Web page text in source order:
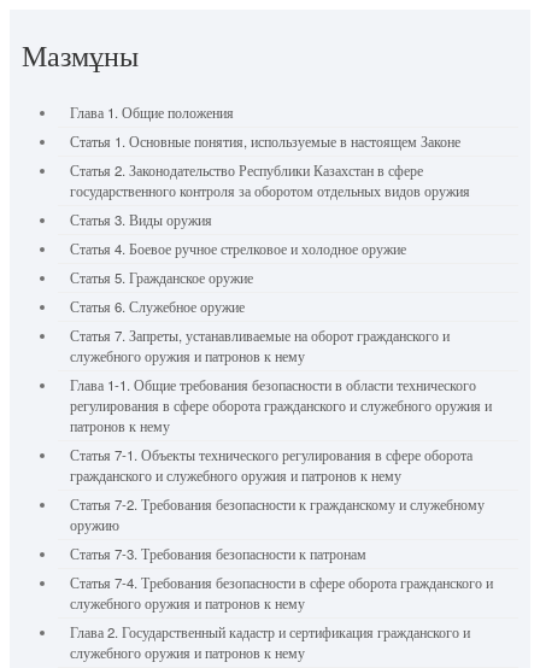
Мазмұны
Глава 1. Общие положения
Статья 1. Основные понятия, используемые в настоящем Законе
Статья 2. Законодательство Республики Казахстан в сфере
государственного контроля за оборотом отдельных видов оружия
Статья 3. Виды оружия
Статья 4. Боевое ручное стрелковое и холодное оружие
Статья 5. Гражданское оружие
Статья 6. Служебное оружие
Статья 7. Запреты, устанавливаемые на оборот гражданского и
служебного оружия и патронов к нему
Глава 1-1. Общие требования безопасности в области технического
регулирования в сфере оборота гражданского и служебного оружия и
патронов к нему
Статья 7-1. Объекты технического регулирования в сфере оборота
гражданского и служебного оружия и патронов к нему
Статья 7-2. Требования безопасности к гражданскому и служебному
оружию
Статья 7-3. Требования безопасности к патронам
Статья 7-4. Требования безопасности в сфере оборота гражданского и
служебного оружия и патронов к нему
Глава 2. Государственный кадастр и сертификация гражданского и
служебного оружия и патронов к нему